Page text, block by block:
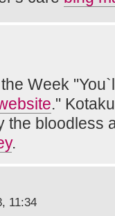
Week
."
the bloodless
.
11:34